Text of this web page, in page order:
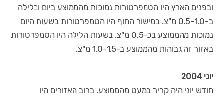
ובפנים הארץ היו הטמפרטורות נמוכות מהממוצע ביום ובלילה
ב-0.5-1.0 מ"צ. במישור החוף היו הטמפרטורות בשעות היום
נמוכות מהממוצע בכ-0.5 מ"צ. בשעות הלילה היו הטמפרטורות
באזור זה גבוהות מהממוצע ב-1.0-1.5 מ"צ.
יוני 2004
חודש יוני היה קריר במעט מהממוצע. ברוב האזורים היו